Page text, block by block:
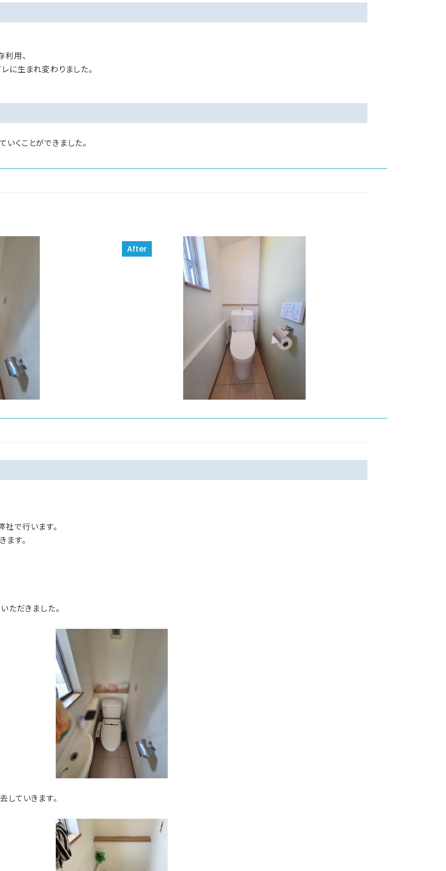
用、
に生まれ変わりました。
くことができました。
で行います。
ます。
ただきました。
していきます。